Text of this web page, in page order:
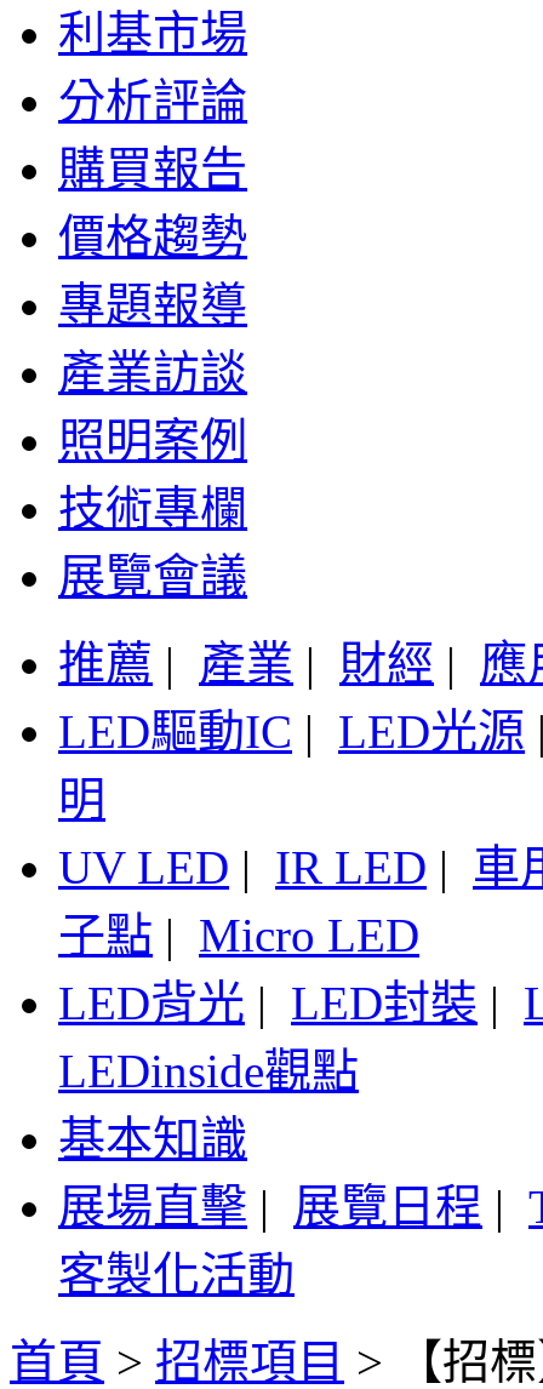
利基市場
分析評論
購買報告
價格趨勢
專題報導
產業訪談
照明案例
技術專欄
展覽會議
推薦 | 產業 | 財經 | 應
LED驅動IC | LED光源
明
UV LED | IR LED | 車
子點 | Micro LED
LED背光 | LED封裝 |
LEDinside觀點
基本知識
展場直擊 | 展覽日程 |
客製化活動
首頁 > 招標項目 >
【招